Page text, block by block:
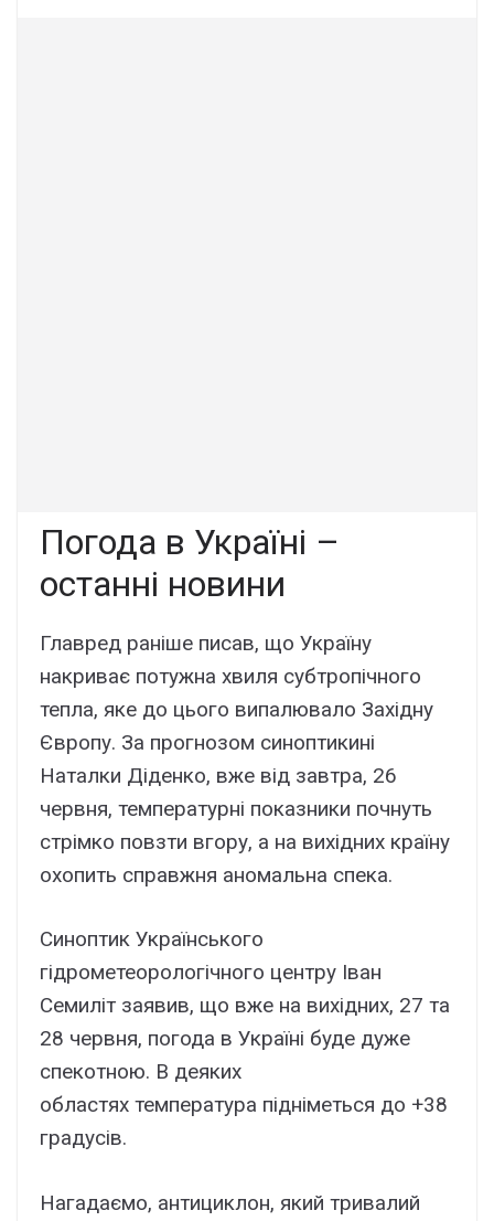
Погода в Україні –
останні новини
Главред раніше писав, що Україну
накриває потужна хвиля субтропічного
тепла, яке до цього випалювало Західну
Європу. За прогнозом синоптикині
Наталки Діденко, вже від завтра, 26
червня, температурні показники почнуть
стрімко повзти вгору, а на вихідних країну
охопить справжня аномальна спека.
Синоптик Українського
гідрометеорологічного центру Іван
Семиліт заявив, що вже на вихідних, 27 та
28 червня, погода в Україні буде дуже
спекотною. В деяких
областях температура підніметься до +38
градусів.
Нагадаємо, антициклон, який тривалий